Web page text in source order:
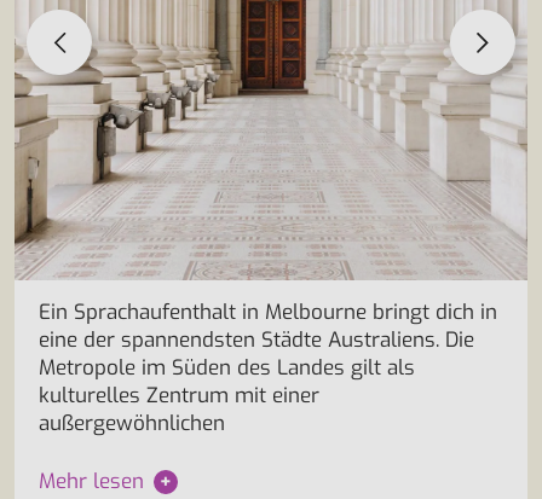
Ein Sprachaufenthalt in Melbourne bringt dich in
eine der spannendsten Städte Australiens. Die
Metropole im Süden des Landes gilt als
kulturelles Zentrum mit einer
außergewöhnlichen
Mehr lesen +